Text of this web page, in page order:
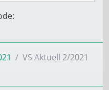
VS Aktuell 2/2021